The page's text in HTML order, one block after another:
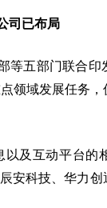
司已布局
等五部门联合印
领域发展任务
及互动平台的
安科技、华力